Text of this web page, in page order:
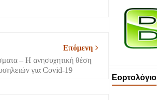
Επόμενη
– Η ανησυχητική θέση
για Covid-19
Εορτολόγιο